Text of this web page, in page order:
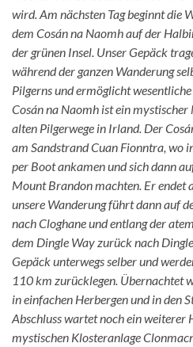
wird. Am nächsten Tag beginnt die
dem Cosán na Naomh auf der
der grünen Insel. Unser Gepäck
während der ganzen Wanderung
Pilgerns und ermöglicht
Cosán na Naomh ist ein
alten Pilgerwege in Irland. Der
am Sandstrand Cuan Fionntra, wo
per Boot ankamen und sich dann
Mount Brandon machten. Er endet
unsere Wanderung führt dann auf
nach Cloghane und entlang der
dem Dingle Way zurück nach
Gepäck unterwegs selber und
110 km zurücklegen. Übernachtet
in einfachen Herbergen und in den
Abschluss wartet noch ein weiterer
mystischen Klosteranlage